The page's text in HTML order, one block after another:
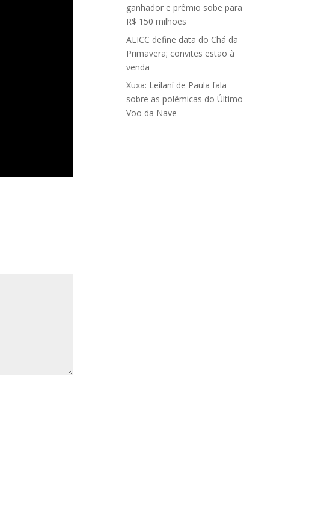
ganhador e prêmio sobe para
R$ 150 milhões
ALICC define data do Chá da
Primavera; convites estão à
venda
Xuxa: Leilaní de Paula fala
sobre as polêmicas do Último
Voo da Nave